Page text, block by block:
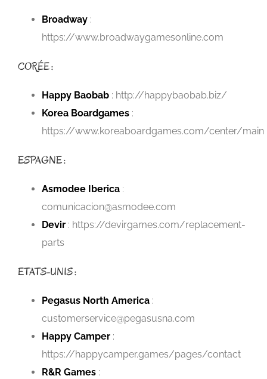
Broadway :
https://www.broadwaygamesonline.com
CORÉE :
Happy Baobab : http://happybaobab.biz/
Korea Boardgames :
https://www.koreaboardgames.com/center/main
ESPAGNE :
Asmodee Iberica :
comunicacion@asmodee.com
Devir : https://devirgames.com/replacement-
parts
ETATS-UNIS :
Pegasus North America :
customerservice@pegasusna.com
Happy Camper :
https://happycamper.games/pages/contact
R&R Games :